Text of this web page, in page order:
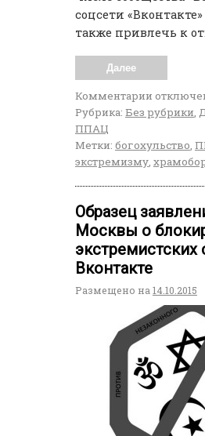
соцсети
также привлечь к
Далее
Комментарии
Рубрика: Без рубрики
ППАЦ
Метки: богохульство
экстремизму,
Образец
Москвы о
Вконтакте
Размещено на 14.10.2015